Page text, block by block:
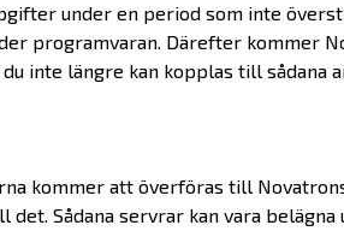
under en period som inte
programvaran. Därefter
inte längre kan kopplas till sådana
kommer att överföras till
det. Sådana servrar kan vara